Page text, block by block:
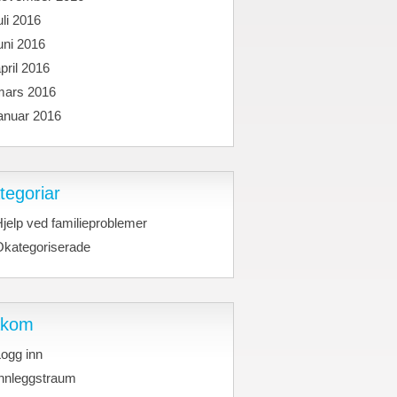
2016
2016
2016
2016
2016
ved familieproblemer
inn